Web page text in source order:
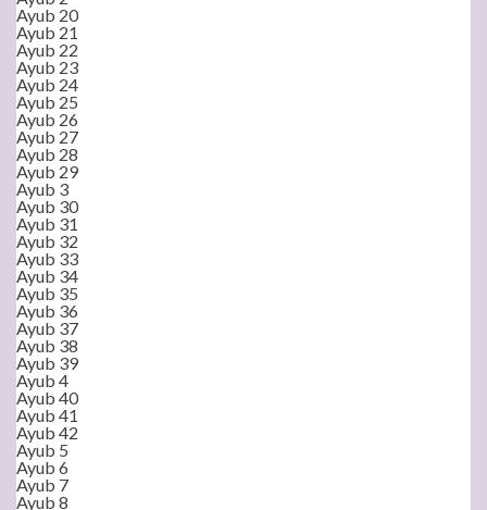
Ayub 20
Ayub 21
Ayub 22
Ayub 23
Ayub 24
Ayub 25
Ayub 26
Ayub 27
Ayub 28
Ayub 29
Ayub 3
Ayub 30
Ayub 31
Ayub 32
Ayub 33
Ayub 34
Ayub 35
Ayub 36
Ayub 37
Ayub 38
Ayub 39
Ayub 4
Ayub 40
Ayub 41
Ayub 42
Ayub 5
Ayub 6
Ayub 7
Ayub 8